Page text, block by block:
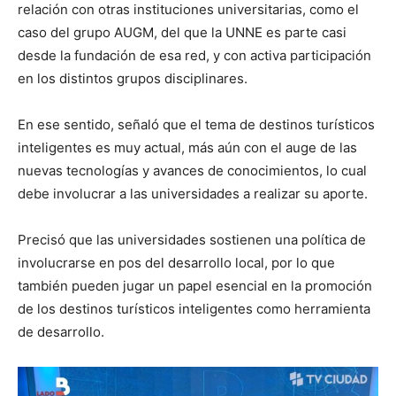
relación con otras instituciones universitarias, como el
caso del grupo AUGM, del que la UNNE es parte casi
desde la fundación de esa red, y con activa participación
en los distintos grupos disciplinares.
En ese sentido, señaló que el tema de destinos turísticos
inteligentes es muy actual, más aún con el auge de las
nuevas tecnologías y avances de conocimientos, lo cual
debe involucrar a las universidades a realizar su aporte.
Precisó que las universidades sostienen una política de
involucrarse en pos del desarrollo local, por lo que
también pueden jugar un papel esencial en la promoción
de los destinos turísticos inteligentes como herramienta
de desarrollo.